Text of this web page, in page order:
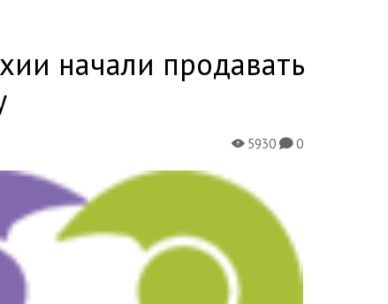
начали продавать
X5930K0